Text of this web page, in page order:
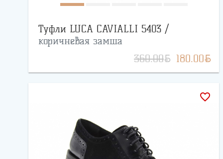
Туфли LUCA CAVIALLI 5403 /
коричневая замша
360.00BYN 180.00BYN
favorite_border